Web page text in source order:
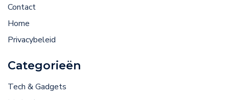
Contact
Home
Privacybeleid
Categorieën
Tech & Gadgets